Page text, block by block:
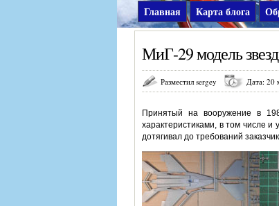
Главная Карта блога
МиГ-29 модель
Разместил sergey Дата: 20
Принятый на вооружение в
характеристиками, в том числе
дотягивал до требований